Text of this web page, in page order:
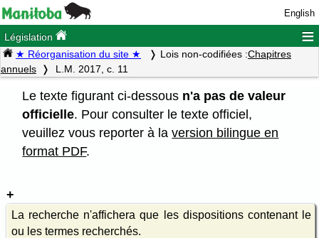
English
Législation ≡
★ Réorganisation du site ★ Lois non-codifiées :Chapitres
annuels
L.M. 2017, c. 11
Le texte figurant ci-dessous n'a pas de valeur
officielle. Pour consulter le texte officiel,
veuillez vous reporter à laversion bilingue en
format PDF.
La recherche n'affichera que les dispositions contenant le
ou les termes recherchés.